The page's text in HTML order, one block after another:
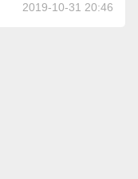
2019-10-31 20:46